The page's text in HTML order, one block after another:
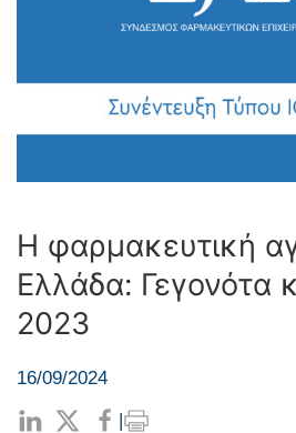
Η φαρμακευτική
Ελλάδα: Γεγονότα
2023
16/09/2024